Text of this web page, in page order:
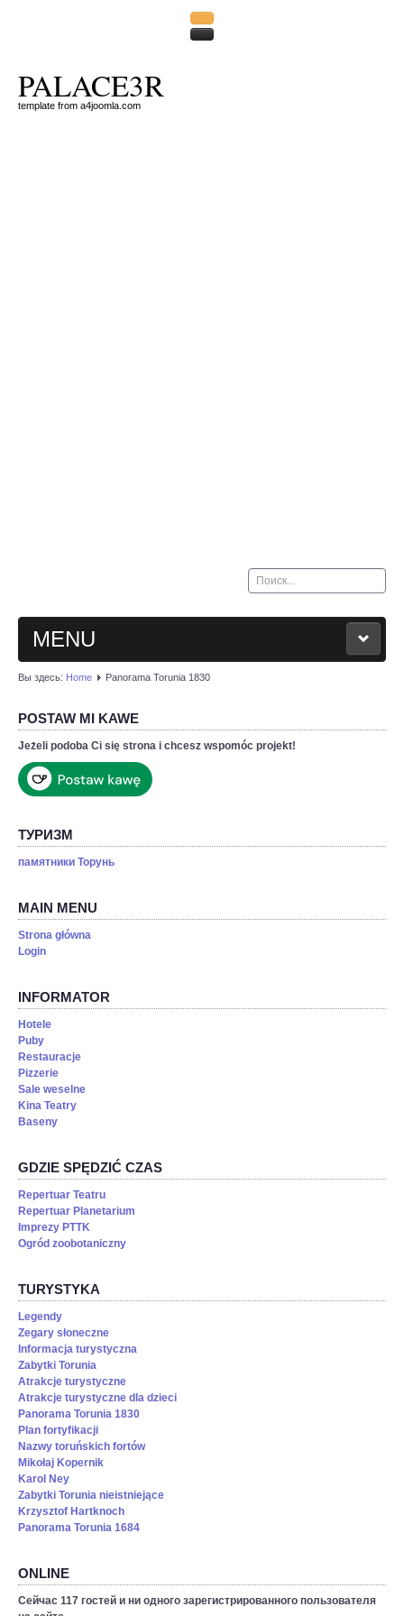
PALACE3R
template from a4joomla.com
Искать...
MENU
HOME
KONTAKT
Вы здесь: Home Panorama Torunia 1830
POSTAW MI KAWE
Jeżeli podoba Ci się strona i chcesz wspomóc projekt!
ТУРИЗМ
памятники Торунь
MAIN MENU
Strona główna
Login
INFORMATOR
Hotele
Puby
Restauracje
Pizzerie
Sale weselne
Kina Teatry
Baseny
GDZIE SPĘDZIĆ CZAS
Repertuar Teatru
Repertuar Planetarium
Imprezy PTTK
Ogród zoobotaniczny
TURYSTYKA
Legendy
Zegary słoneczne
Informacja turystyczna
Zabytki Torunia
Atrakcje turystyczne
Atrakcje turystyczne dla dzieci
Panorama Torunia 1830
Plan fortyfikacji
Nazwy toruńskich fortów
Mikołaj Kopernik
Karol Ney
Zabytki Torunia nieistniejące
Krzysztof Hartknoch
Panorama Torunia 1684
ONLINE
Сейчас 117 гостей и ни одного зарегистрированного пользователя